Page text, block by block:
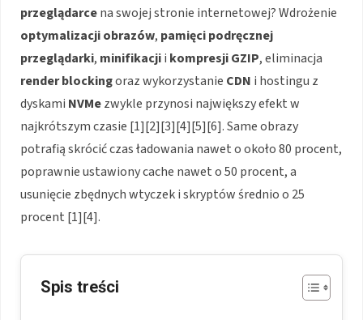
przeglądarcena swojej stronie internetowej? Wdrożenie
optymalizacji obrazów, pamięci podręcznej
przeglądarki, minifikacjii kompresji GZIP, eliminacja
render blockingoraz wykorzystanie CDN i hostingu z
dyskami NVMezwykle przynosi największy efekt w
najkrótszym czasie [1][2][3][4][5][6]. Same obrazy
potrafią skrócić czas ładowania nawet o około 80 procent,
poprawnie ustawiony cache nawet o 50 procent, a
usunięcie zbędnych wtyczek i skryptów średnio o 25
procent [1][4].
Spis treści